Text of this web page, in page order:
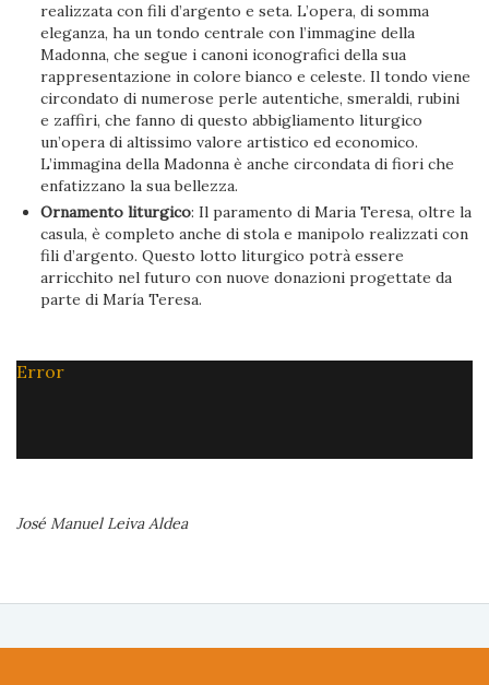
realizzata con fili d’argento e seta. L’opera, di somma
eleganza, ha un tondo centrale con l’immagine della
Madonna, che segue i canoni iconografici della sua
rappresentazione in colore bianco e celeste. Il tondo viene
circondato di numerose perle autentiche, smeraldi, rubini
e zaffiri, che fanno di questo abbigliamento liturgico
un’opera di altissimo valore artistico ed economico.
L’immagina della Madonna è anche circondata di fiori che
enfatizzano la sua bellezza.
Ornamento liturgico: Il paramento di Maria Teresa, oltre la
casula, è completo anche di stola e manipolo realizzati con
fili d’argento. Questo lotto liturgico potrà essere
arricchito nel futuro con nuove donazioni progettate da
parte di María Teresa.
Error
José Manuel Leiva Aldea